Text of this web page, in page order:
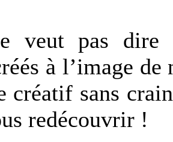
veut pas dire
à l’image
créatif sans
redécouvrir !